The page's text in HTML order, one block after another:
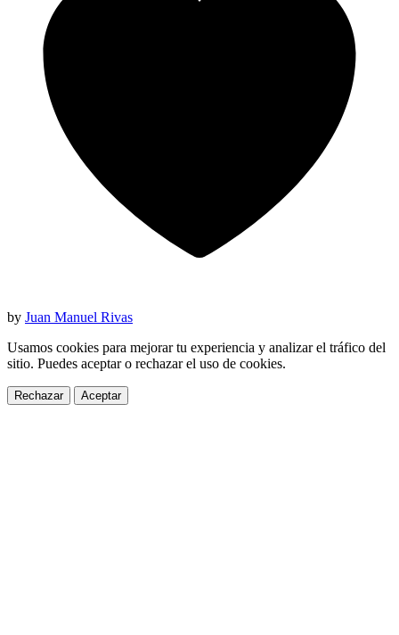
by Juan Manuel Rivas
Usamos cookies para mejorar tu experiencia y analizar el tráfico del
sitio. Puedes aceptar o rechazar el uso de cookies.
Rechazar Aceptar